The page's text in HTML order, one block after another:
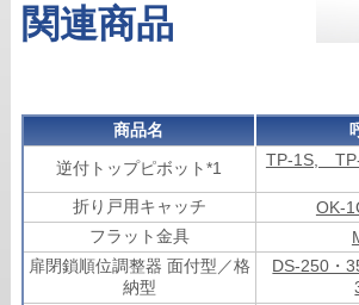
関連商品
商品名
逆付トップピボット*1
TP-1S,
折り戸用キャッチ
OK-
フラット金具
扉閉鎖順位調整器 面付型／格
納型
DS-250・